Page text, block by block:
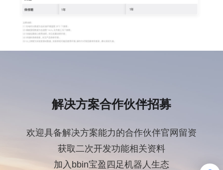
解决方案合作伙伴招募
欢迎具备解决方案能力的合作伙伴官网留资
获取二次开发功能相关资料
加入bbin宝盈四足机器人生态